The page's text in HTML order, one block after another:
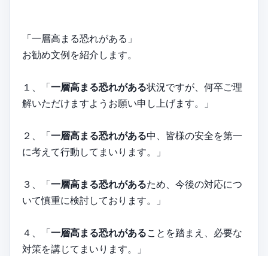
「一層高まる恐れがある」
お勧め文例を紹介します。
１、「一層高まる恐れがある状況ですが、何卒ご理
解いただけますようお願い申し上げます。」
２、「一層高まる恐れがある中、皆様の安全を第一
に考えて行動してまいります。」
３、「一層高まる恐れがあるため、今後の対応につ
いて慎重に検討しております。」
４、「一層高まる恐れがあることを踏まえ、必要な
対策を講じてまいります。」